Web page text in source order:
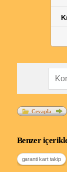
Cevapla
Benzer
garanti kart takip